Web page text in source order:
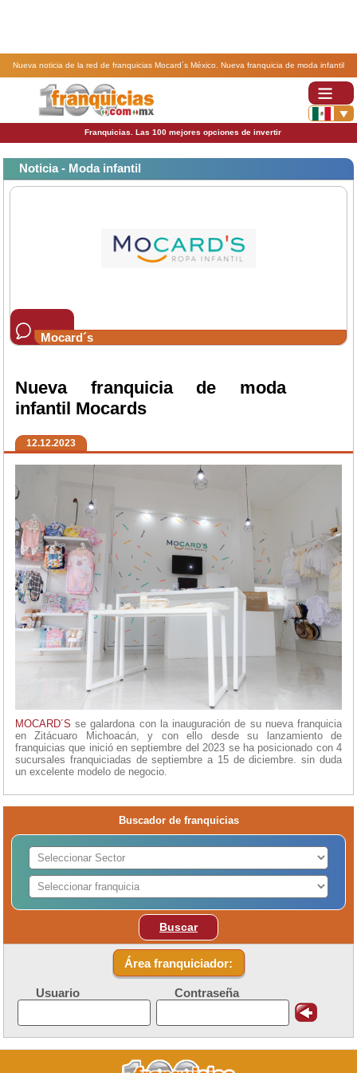
Nueva noticia de la red de franquicias Mocard´s México. Nueva franquicia de moda infantil
Franquicias. Las 100 mejores opciones de invertir
Noticia - Moda infantil
Mocard´s
Nueva franquicia de moda
infantil Mocards
12.12.2023
MOCARD´S se galardona con la inauguración de su nueva franquicia
en Zitácuaro Michoacán, y con ello desde su lanzamiento de
franquicias que inició en septiembre del 2023 se ha posicionado con 4
sucursales franquiciadas de septiembre a 15 de diciembre. sin duda
un excelente modelo de negocio.
Buscador de franquicias
Buscar
Área franquiciador:
Usuario Contraseña